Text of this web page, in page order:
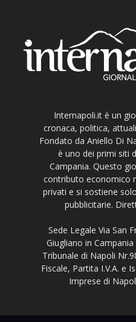
Internapoli.it è un
cronaca, politica,
Fondato da Aniello Di
è uno dei primi siti
Campania. Questo
contributo economico
privati e si sostiene
pubblicitarie.
Sede Legale Via San
Giugliano in
Tribunale di Napoli
Fiscale, Partita I.V.A. e
Imprese di